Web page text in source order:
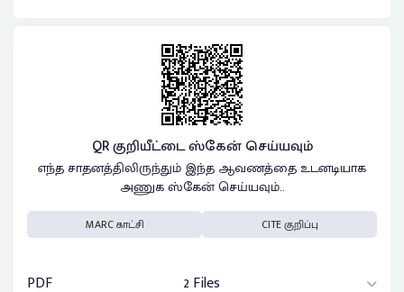
QR குறியீட்டை ஸ்கேன் செய்யவும்
எந்த சாதனத்திலிருந்தும் இந்த ஆவணத்தை உடனடியாக
அணுக ஸ்கேன் செய்யவும்..
MARC காட்சி CITE குறிப்பு
PDF
2 Files